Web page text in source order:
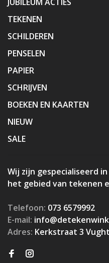
TEKENEN
SCHILDEREN
PENSELEN
PAPIER
SCHRIJVEN
BOEKEN EN KAARTEN
NIEUW
SALE
Wij zijn gespecialiseerd
het gebied van tekenen
Telefoon: 073 6579992
E-mail:
Adres: Kerkstraat 3 Vught